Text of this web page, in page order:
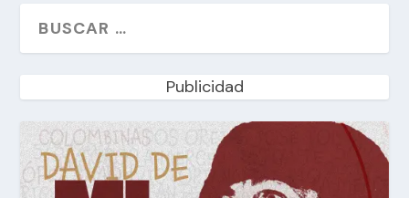
Publicidad